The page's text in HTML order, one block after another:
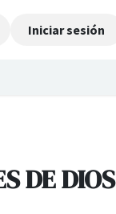
Iniciar sesión
DE DIOS